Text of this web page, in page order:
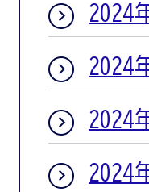
2024
2024
2024
2024